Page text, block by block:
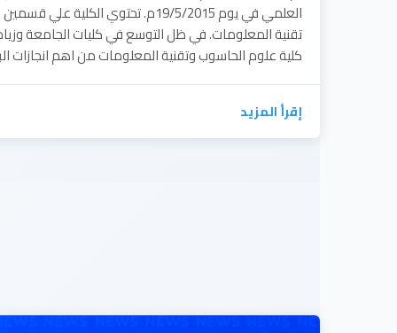
العلمي في يوم 19/5/2015م. تحتوي
تقنية المعلومات. في ظل التوسع في كليات الجامعة
كلية علوم الحاسوب وتقنية المعلومات من اهم انجازات
إقرأ المزيد